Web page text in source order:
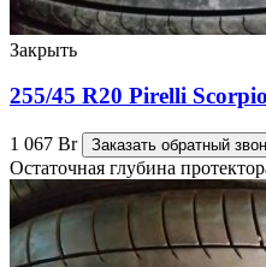
Закрыть
255/45 R20 Pirelli
1 067 Br Заказать обратный
Остаточная глубина